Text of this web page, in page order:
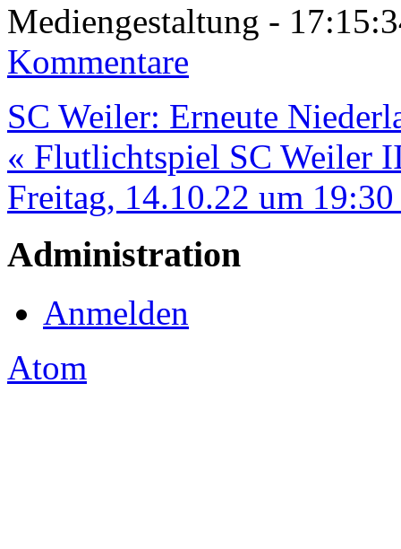
Mediengestaltung -
Kommentare
SC Weiler: Erneute
« Flutlichtspiel SC Weiler
Freitag, 14.10.22 um
Administration
Anmelden
Atom